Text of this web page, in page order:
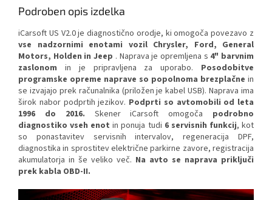
Podroben opis izdelka
iCarsoft US V2.0 je diagnostično orodje, ki omogoča povezavo z
vse nadzornimi enotami vozil Chrysler, Ford, General
Motors, Holden in Jeep . Naprava je opremljena s 4" barvnim
zaslonom in je pripravljena za uporabo. Posodobitve
programske opreme naprave so popolnoma brezplačne in
se izvajajo prek računalnika (priložen je kabel USB). Naprava ima
širok nabor podprtih jezikov. Podprti so avtomobili od leta
1996 do 2016. Skener iCarsoft omogoča podrobno
diagnostiko vseh enot in ponuja tudi 6 servisnih funkcij, kot
so ponastavitev servisnih intervalov, regeneracija DPF,
diagnostika in sprostitev električne parkirne zavore, registracija
akumulatorja in še veliko več. Na avto se naprava priključi
prek kabla OBD-II.